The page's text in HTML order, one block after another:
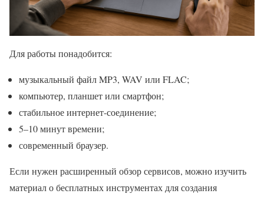
Для работы понадобится:
музыкальный файл MP3, WAV или FLAC;
компьютер, планшет или смартфон;
стабильное интернет-соединение;
5–10 минут времени;
современный браузер.
Если нужен расширенный обзор сервисов, можно изучить
материал о бесплатных инструментах для создания